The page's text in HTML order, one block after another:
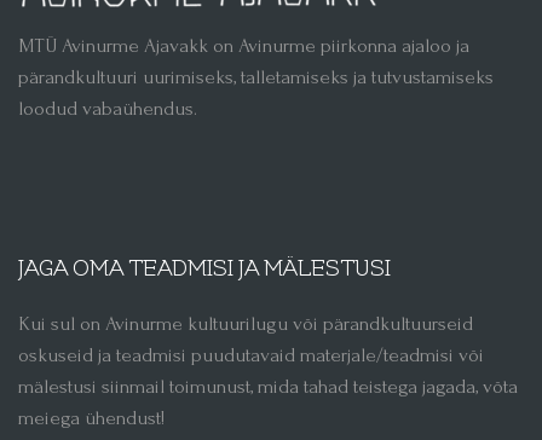
MTÜ Avinurme Ajavakk on Avinurme piirkonna ajaloo ja
pärandkultuuri uurimiseks, talletamiseks ja tutvustamiseks
loodud vabaühendus.
JAGA OMA TEADMISI JA MÄLESTUSI
Kui sul on Avinurme kultuurilugu või pärandkultuurseid
oskuseid ja teadmisi puudutavaid materjale/teadmisi või
mälestusi siinmail toimunust, mida tahad teistega jagada, võta
meiega ühendust!